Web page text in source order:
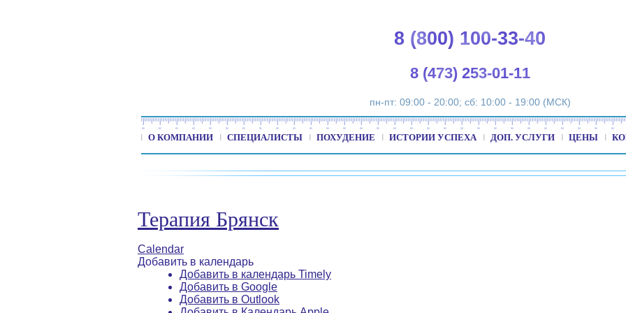
8 (800) 100-33-40
8 (473) 253-01-11
пн-пт: 09:00 - 20:00; сб: 10:00 - 19:00 (МСК)
О КОМПАНИИ СПЕЦИАЛИСТЫ ПОХУДЕНИЕ ИСТОРИИ УСПЕХА ДОП. УСЛУГИ ЦЕНЫ
Терапия Брянск
Calendar
Добавить в календарь
Добавить в календарь Timely
Добавить в Google
Добавить в Outlook